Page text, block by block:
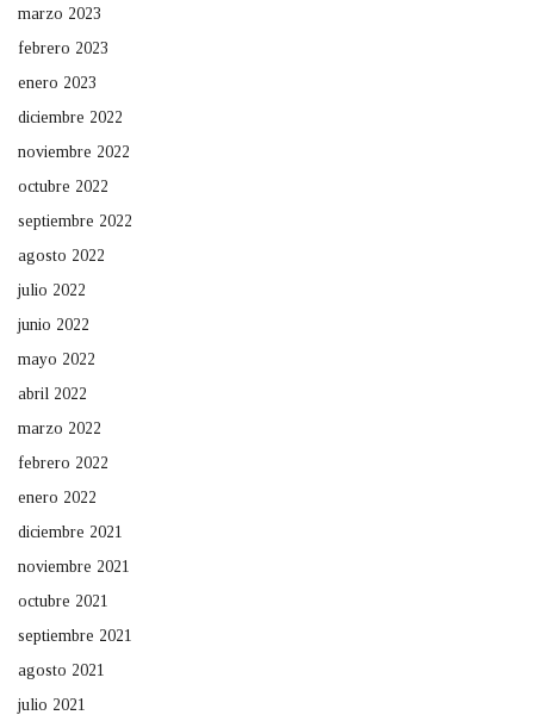
marzo 2023
febrero 2023
enero 2023
diciembre 2022
noviembre 2022
octubre 2022
septiembre 2022
agosto 2022
julio 2022
junio 2022
mayo 2022
abril 2022
marzo 2022
febrero 2022
enero 2022
diciembre 2021
noviembre 2021
octubre 2021
septiembre 2021
agosto 2021
julio 2021